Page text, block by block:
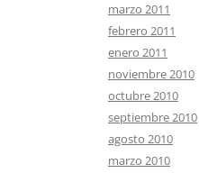
marzo 2011
febrero 2011
enero 2011
noviembre 2010
octubre 2010
septiembre 2010
agosto 2010
marzo 2010